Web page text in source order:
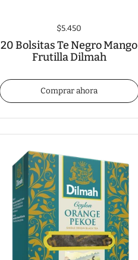
$5.450
20 Bolsitas Te Negro Mango
Frutilla Dilmah
Comprar ahora